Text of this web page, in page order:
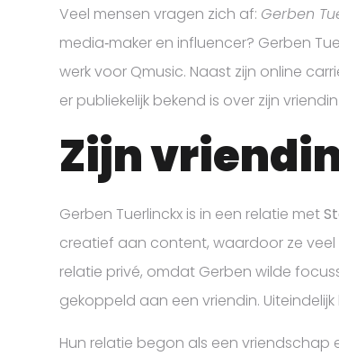
Veel mensen vragen zich af: Gerben
media‑maker en influencer? Gerben
werk voor Qmusic. Naast zijn online
er publiekelijk bekend is over zijn
Zijn
Gerben Tuerlinckx is in een relatie met
creatief aan content, waardoor ze veel
relatie privé, omdat Gerben wilde
gekoppeld aan een vriendin.
Hun relatie begon als een vriendschap